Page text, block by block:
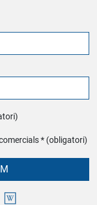
* (obligatori)